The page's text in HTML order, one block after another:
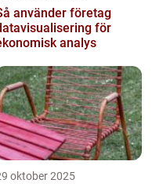
använder företag
för
analys
oktober 2025